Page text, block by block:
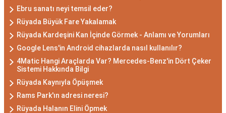
Ebru sanatı neyi temsil eder?
Rüyada Büyük Fare Yakalamak
Rüyada Kardeşini Kan İçinde Görmek - Anlamı ve Yorumları
Google Lens'in Android cihazlarda nasıl kullanılır?
4Matic Hangi Araçlarda Var? Mercedes-Benz'in Dört Çeker
Sistemi Hakkında Bilgi
Rüyada Kaynıyla Öpüşmek
Rams Park'ın adresi neresi?
Rüyada Halanın Elini Öpmek